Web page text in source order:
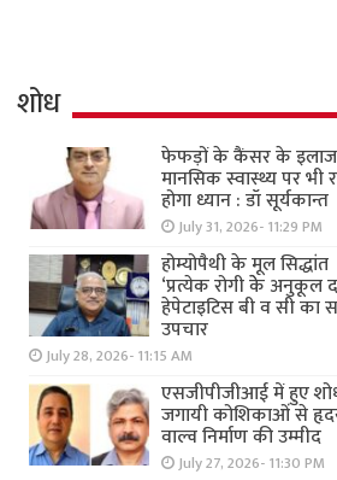
शोध
फेफड़ों के कैंसर के
मानसिक स्वास्थ्य पर भी
होगा ध्यान : डॉ सूर्यकान्त
July 31, 2026- 11:29 PM
होम्योपैथी के मूल सिद्धांत
‘प्रत्येक रोगी केे अनुकूल
हेपेटाइटिस बी व सी
उपचार
July 28, 2026- 11:15 AM
एसजीपीजीआई में हुए
जगायी कोशिकाओं से
वाल्व निर्माण की उम्मीद
July 27, 2026- 11:30 PM